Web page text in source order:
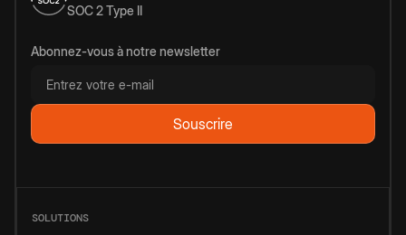
SOC 2 Type II
Abonnez-vous à notre newsletter
SOLUTIONS